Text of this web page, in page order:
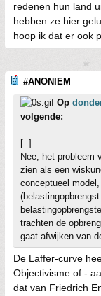
redenen hun land
hebben ze hier
hoop ik dat er ook
#ANONIEM
Op
volgende:
[..]
Nee, het probleem
zien als een
conceptueel
trachten de
gaat afwijken van
De Laffer-curve
Objectivisme of -
dat van Friedrich